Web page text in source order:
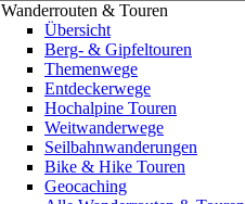
Wanderrouten & Touren
Übersicht
Berg- & Gipfeltouren
Themenwege
Entdeckerwege
Hochalpine Touren
Weitwanderwege
Seilbahnwanderungen
Bike & Hike Touren
Geocaching